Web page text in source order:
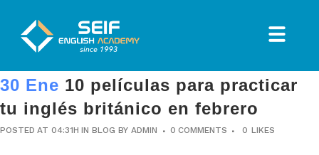
30 Ene 10 películas para practicar
tu inglés británico en febrero
POSTED AT 04:31H INBLOG BYADMIN 0 COMMENTS 0 LIKES